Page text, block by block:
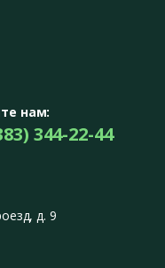
нам:
344-22-44
д. 9